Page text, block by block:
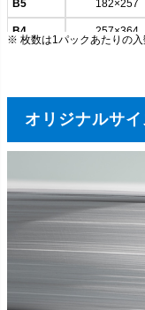
B5 182×257
B4 257×364
A1 594×841
- (ジャケ
112×222
610mm
幅
610mm×45M/
幅
914mm×45M/
幅
※ 枚数は1パックあたりの入
オリジナルサ